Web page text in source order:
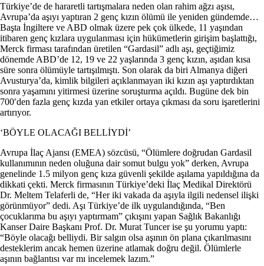
Türkiye’de de hararetli tartışmalara neden olan rahim ağzı aşısı,
Avrupa’da aşıyı yaptıran 2 genç kızın ölümü ile yeniden gündemde…
Başta İngiltere ve ABD olmak üzere pek çok ülkede, 11 yaşından
itibaren genç kızlara uygulanması için hükümetlerin girişim başlattığı,
Merck firması tarafından üretilen “Gardasil” adlı aşı, geçtiğimiz
dönemde ABD’de 12, 19 ve 22 yaşlarında 3 genç kızın, aşıdan kısa
süre sonra ölümüyle tartışılmıştı. Son olarak da biri Almanya diğeri
Avusturya’da, kimlik bilgileri açıklanmayan iki kızın aşı yaptırdıktan
sonra yaşamını yitirmesi üzerine soruşturma açıldı. Bugüne dek bin
700′den fazla genç kızda yan etkiler ortaya çıkması da soru işaretlerini
artırıyor.
‘BÖYLE OLACAĞI BELLİYDİ’
Avrupa İlaç Ajansı (EMEA) sözcüsü, “Ölümlere doğrudan Gardasil
kullanımının neden oluğuna dair somut bulgu yok” derken, Avrupa
genelinde 1.5 milyon genç kıza güvenli şekilde aşılama yapıldığına da
dikkati çekti. Merck firmasının Türkiye’deki İlaç Medikal Direktörü
Dr. Meltem Telaferli de, “Her iki vakada da aşıyla ilgili nedensel ilişki
görünmüyor” dedi. Aşı Türkiye’de ilk uygulandığında, “Ben
çocuklarıma bu aşıyı yaptırmam” çıkışını yapan Sağlık Bakanlığı
Kanser Daire Başkanı Prof. Dr. Murat Tuncer ise şu yorumu yaptı:
“Böyle olacağı belliydi. Bir salgın olsa aşının ön plana çıkarılmasını
desteklerim ancak hemen üzerine atlamak doğru değil. Ölümlerle
aşının bağlantısı var mı incelemek lazım.”